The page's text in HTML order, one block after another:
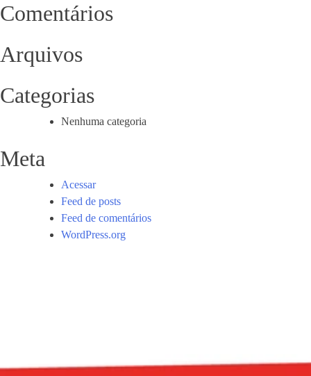
Comentários
Arquivos
Categorias
Nenhuma categoria
Meta
Acessar
Feed de posts
Feed de comentários
WordPress.org